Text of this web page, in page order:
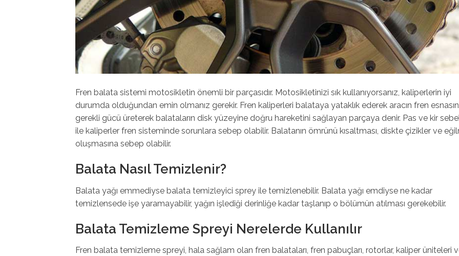
Fren balata sistemi motosikletin önemli bir parçasıdır. Motosikletinizi sık kullanıyorsanız, kaliperlerin iyi
durumda olduğundan emin olmanız gerekir. Fren kaliperleri balataya yataklık ederek aracın fren
gerekli gücü üreterek balataların disk yüzeyine doğru hareketini sağlayan parçaya denir. Pas ve kir
ile kaliperler fren sisteminde sorunlara sebep olabilir. Balatanın ömrünü kısaltması, diskte çizikler ve
oluşmasına sebep olabilir.
Balata Nasıl Temizlenir?
Balata yağı emmediyse balata temizleyici sprey ile temizlenebilir. Balata yağı emdiyse ne kadar
temizlensede işe yaramayabilir, yağın işlediği derinliğe kadar taşlanıp o bölümün atılması gerekebilir.
Balata Temizleme Spreyi Nerelerde Kullanılır
Fren balata temizleme spreyi, hala sağlam olan fren balataları, fren pabuçları, rotorlar, kaliper üniteleri